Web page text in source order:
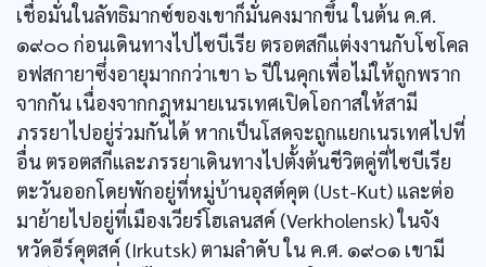
เชื่อมั่นในลัทธิมากซ์ของเขาก็มั่นคงมากขึ้น ในต้น ค.ศ.
๑๙๐๐ ก่อนเดินทางไปไซบีเรีย ตรอตสกีแต่งงานกับโซโคล
อฟสกายาซึ่งอายุมากกว่าเขา ๖ ปีในคุกเพื่อไม่ให้ถูกพราก
จากกัน เนื่องจากกฎหมายเนรเทศเปิดโอกาสให้สามี
ภรรยาไปอยู่ร่วมกันได้ หากเป็นโสดจะถูกแยกเนรเทศไปที่
อื่น ตรอตสกีและภรรยาเดินทางไปตั้งต้นชีวิตคู่ที่ไซบีเรีย
ตะวันออกโดยพักอยู่ที่หมู่บ้านอุสต์คุต (Ust-Kut) และต่อ
มาย้ายไปอยู่ที่เมืองเวียร์โฮเลนสค์ (Verkholensk) ในจัง
หวัดอีร์คุตสค์ (Irkutsk) ตามลำดับ ใน ค.ศ. ๑๙๐๑ เขามี